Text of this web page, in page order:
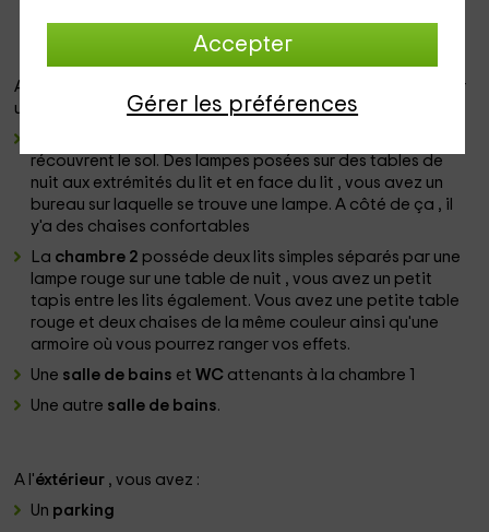
Accepter
Gérer les préférences
A l'
, vous avez deux chambres qui sont desservies par
un escalier indépendant
récouvrent le sol. Des lampes posées sur des tables de
nuit aux extrémités du lit et en face du lit , vous avez un
bureau sur laquelle se trouve une lampe. A côté de ça , il
y'a des chaises confortables
La chambre 2 posséde deux lits simples séparés par une
lampe rouge sur une table de nuit , vous avez un petit
tapis entre les lits également. Vous avez une petite table
rouge et deux chaises de la même couleur ainsi qu'une
armoire où vous pourrez ranger vos effets.
Une salle de bains etWC attenants à la chambre 1
Une autre salle de bains.
A l'éxtérieur , vous avez :
Un parking